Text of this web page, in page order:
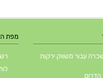
מפת
עבור משווק ירקות